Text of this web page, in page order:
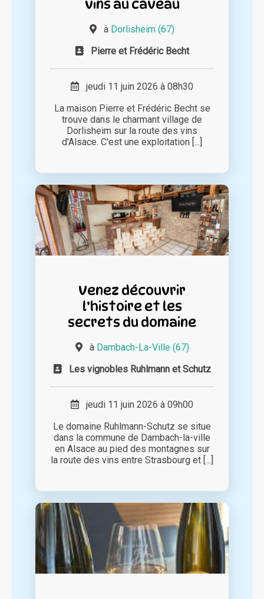
vins au caveau
à Dorlisheim (67)
Pierre et Frédéric Becht
jeudi 11 juin 2026 à 08h30
La maison Pierre et Frédéric Becht se
trouve dans le charmant village de
Dorlisheim sur la route des vins
d'Alsace. C'est une exploitation [...]
Venez découvrir
l’histoire et les
secrets du domaine
à Dambach-La-Ville (67)
Les vignobles Ruhlmann et Schutz
jeudi 11 juin 2026 à 09h00
Le domaine Ruhlmann-Schutz se situe
dans la commune de Dambach-la-ville
en Alsace au pied des montagnes sur
la route des vins entre Strasbourg et [...]